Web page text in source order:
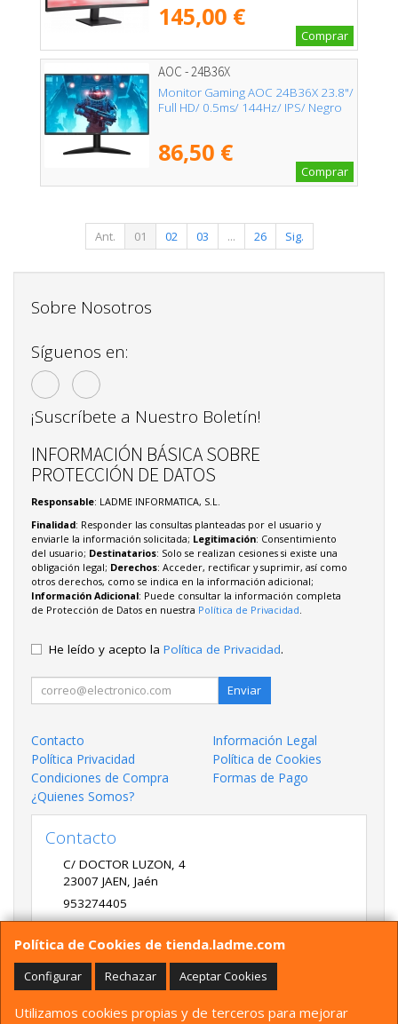
145,00 €
Comprar
AOC - 24B36X
Monitor Gaming AOC 24B36X 23.8"/
Full HD/ 0.5ms/ 144Hz/ IPS/ Negro
86,50 €
Comprar
Ant. 01 02 03 ... 26 Sig.
Política de Cookies de tienda.ladme.com
Configurar Rechazar Aceptar Cookies
Utilizamos cookies propias y de terceros para mejorar
Sobre Nosotros
Síguenos en:
¡Suscríbete a Nuestro Boletín!
INFORMACIÓN BÁSICA SOBRE
PROTECCIÓN DE DATOS
Responsable: LADME INFORMATICA, S.L.
Finalidad: Responder las consultas planteadas por el usuario y
enviarle la información solicitada; Legitimación: Consentimiento
del usuario; Destinatarios: Solo se realizan cesiones si existe una
obligación legal; Derechos: Acceder, rectificar y suprimir, así como
otros derechos, como se indica en la información adicional;
Información Adicional: Puede consultar la información completa
de Protección de Datos en nuestra Política de Privacidad.
He leído y acepto la Política de Privacidad.
Enviar
Contacto
Información Legal
Política Privacidad
Política de Cookies
Condiciones de Compra
Formas de Pago
¿Quienes Somos?
Contacto
C/ DOCTOR LUZON, 4
23007 JAEN, Jaén
953274405
LADME@LADME.COM
Horario
9:30 A 14:00 Y 17:00 A 20:00 DE LUNES A VIERNES